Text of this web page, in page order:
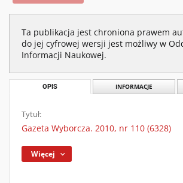
Ta publikacja jest chroniona prawem
do jej cyfrowej wersji jest możliwy w
Informacji Naukowej.
OPIS INFORMACJE
Tytuł:
Gazeta Wyborcza. 2010, nr 110 (6328)
Więcej